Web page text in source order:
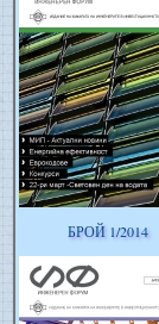
БРОЙ 1/2014